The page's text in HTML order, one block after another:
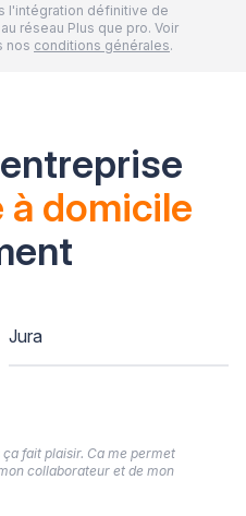
l'intégration définitive de
réseau Plus que pro. Voir
nos conditions générales.
domicile
Jura
fait plaisir. Ca me permet
collaborateur et de mon